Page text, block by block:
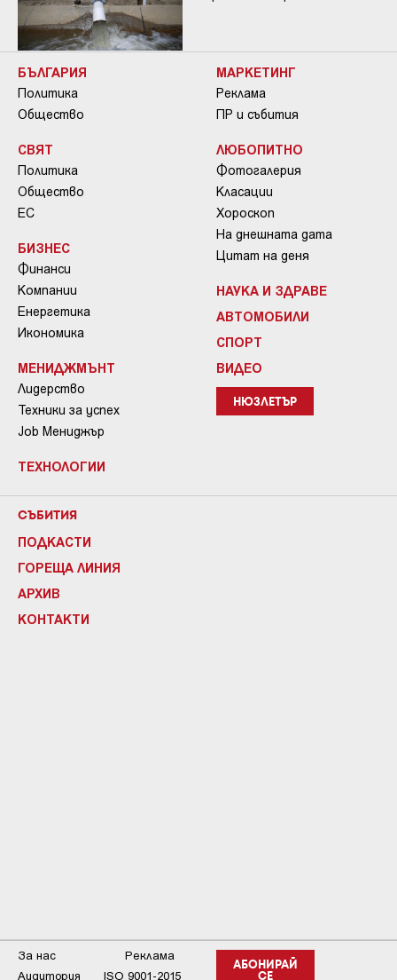
БЪЛГАРИЯ
Политика
Общество
СВЯТ
Политика
Общество
ЕС
БИЗНЕС
Финанси
Компании
Енергетика
Икономика
МЕНИДЖМЪНТ
Лидерство
Техники за успех
Job Мениджър
ТЕХНОЛОГИИ
МАРКЕТИНГ
Реклама
ПР и събития
ЛЮБОПИТНО
Фотогалерия
Класации
Хороскоп
На днешната дата
Цитат на деня
НАУКА И ЗДРАВЕ
АВТОМОБИЛИ
СПОРТ
ВИДЕО
НЮЗЛЕТЪР
СЪБИТИЯ
ПОДКАСТИ
ГОРЕЩА ЛИНИЯ
АРХИВ
КОНТАКТИ
АБОНИРАЙ
СЕ
За нас
Реклама
Аудитория
ISO 9001-2015